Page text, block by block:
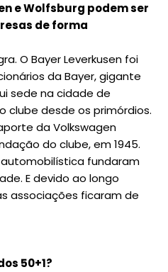
e Wolfsburg podem ser
de forma
O Bayer Leverkusen foi
da Bayer, gigante
sede na cidade de
clube desde os primórdios.
da Volkswagen
do clube, em 1945.
fundaram
E devido ao longo
associações ficaram de
50+1?